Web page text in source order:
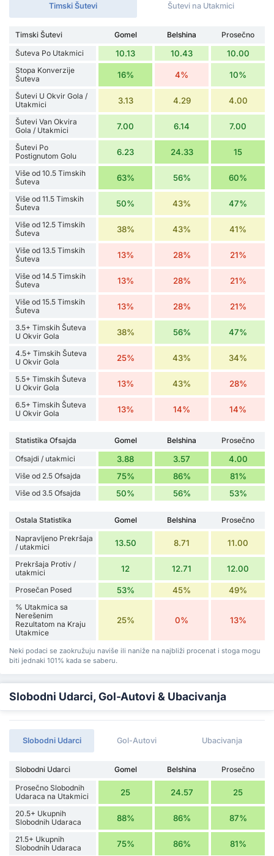
Timski Šutevi Šutevi na Utakmici
Timski Šutevi Gomel Belshina
Prosečno
Šuteva Po Utakmici
10.13 10.43 10.00
Stopa Konverzije
Šuteva
16% 4% 10%
Šutevi U Okvir Gola /
Utakmici
3.13 4.29 4.00
Šutevi Van Okvira
Gola / Utakmici
7.00 6.14 7.00
Šutevi Po
Postignutom Golu
6.23 24.33 15
Više od 10.5 Timskih
Šuteva
63% 56% 60%
Više od 11.5 Timskih
Šuteva
50% 43% 47%
Više od 12.5 Timskih
Šuteva
38% 43% 41%
Više od 13.5 Timskih
Šuteva
13% 28% 21%
Više od 14.5 Timskih
Šuteva
13% 28% 21%
Više od 15.5 Timskih
Šuteva
13% 28% 21%
3.5+ Timskih Šuteva
U Okvir Gola
38% 56% 47%
4.5+ Timskih Šuteva
U Okvir Gola
25% 43% 34%
5.5+ Timskih Šuteva
U Okvir Gola
13% 43% 28%
6.5+ Timskih Šuteva
U Okvir Gola
13% 14% 14%
Statistika Ofsajda Gomel Belshina
Prosečno
Ofsajdi / utakmici
3.88 3.57 4.00
Više od 2.5 Ofsajda 75% 86% 81%
Više od 3.5 Ofsajda 50% 56% 53%
Ostala Statistika Gomel Belshina
Prosečno
Napravljeno Prekršaja
/ utakmici
13.50 8.71 11.00
Prekršaja Protiv /
utakmici
12 12.71 12.00
Prosečan Posed 53% 45% 49%
% Utakmica sa
Nerešenim
Rezultatom na Kraju
Utakmice
25% 0% 13%
Neki podaci se zaokružuju naviše ili naniže na najbliži procenat i stoga mogu
biti jednaki 101% kada se saberu.
Slobodni Udarci, Gol-Autovi & Ubacivanja
Slobodni Udarci Gol-Autovi Ubacivanja
Slobodni Udarci Gomel Belshina
Prosečno
Prosečno Slobodnih
Udaraca na Utakmici
25 24.57 25
20.5+ Ukupnih
Slobodnih Udaraca
88% 86% 87%
21.5+ Ukupnih
Slobodnih Udaraca
75% 86% 81%